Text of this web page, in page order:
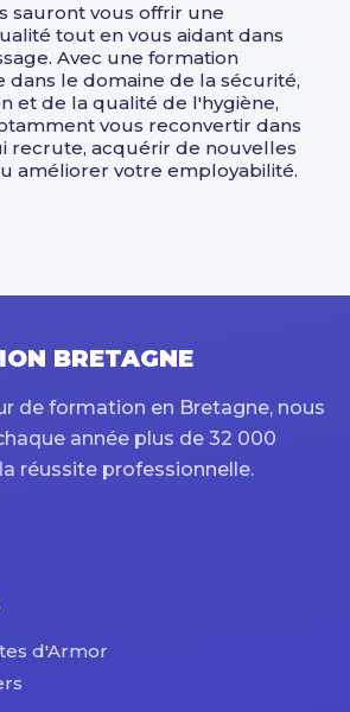
sauront vous offrir une
tout en vous aidant dans
Avec une formation
dans le domaine de la sécurité,
et de la qualité de l'hygiène,
vous reconvertir dans
recrute, acquérir de nouvelles
améliorer votre employabilité.
BRETAGNE
de formation en Bretagne, nous
année plus de 32 000
réussite professionnelle.
d'Armor